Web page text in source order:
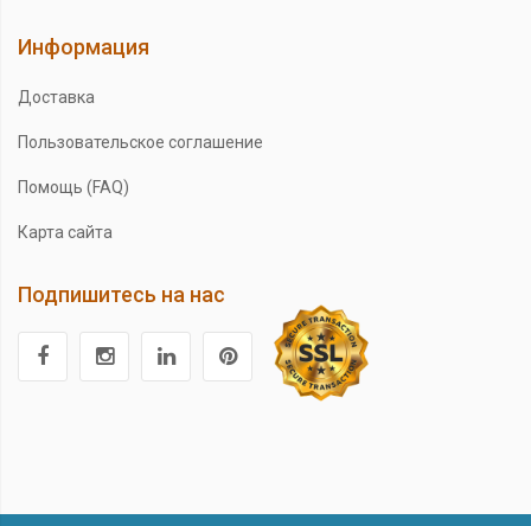
Информация
Доставка
Пользовательское соглашение
Помощь (FAQ)
Карта сайта
Подпишитесь на нас